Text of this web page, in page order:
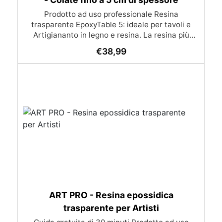
Prodotto ad uso professionale Resina
trasparente EpoxyTable 5: ideale per tavoli e
Artigiananto in legno e resina. La resina più
perfetta per colate di alto spessore fino a 5 cm.
Applicazioni Principali: Realizzazione di tavoli in
monete, pietre, ecc) Colate riempitive in
spessore dentro stampi e cassaforme
Caratteristiche principali: ✅ Bassissima
Bassa viscosità per eliminare le bolle d’aria e
ottenere una perfetta trasparenza ✅ Lungo
tempo di lavorazione, ideale per progetti
€38,99
ART PRO - Resina epossidica
trasparente per Artisti